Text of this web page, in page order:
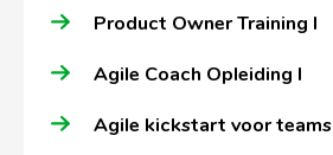
Product Owner Training I
Agile Coach Opleiding I
Agile kickstart voor teams